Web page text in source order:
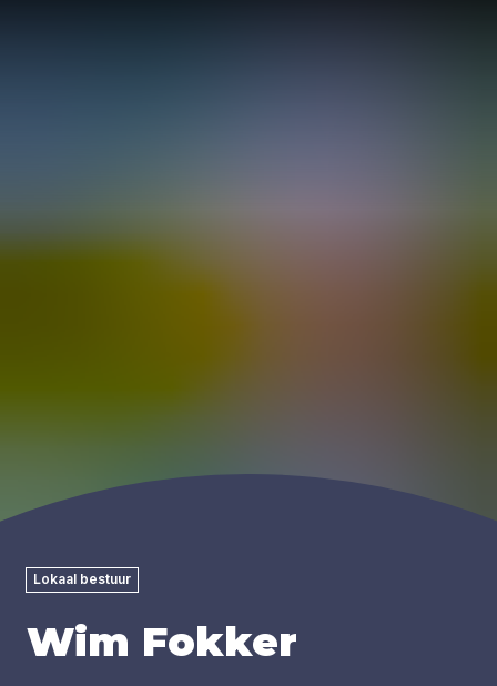
Lokaal bestuur
Wim Fokker